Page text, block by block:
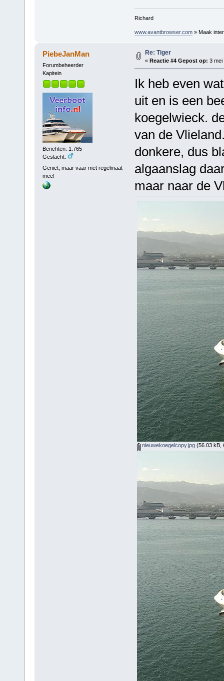
Richard
www.avantbrowser.com» Maak
PiebeJanMan
Forumbeheerder
Kapitein
Berichten: 1.765
Geslacht:
Geniet, maar vaar met regelmaat
mee!
Re: Tiger
« Reactie #4 Gepost op: 3 mei
Ik heb even
uit en is een
koegelwieck.
van de
donkere, dus
algaanslag
maar naar de
nieuwekoegelcopy.jpg(56.03 kB,